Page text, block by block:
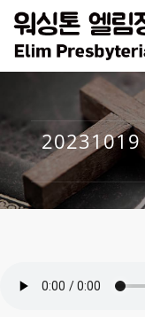
20231019